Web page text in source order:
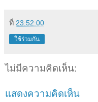
ที่ 23:52:00
ใช้ร่วมกัน
ไม่มีความคิดเห็น:
แสดงความคิดเห็น